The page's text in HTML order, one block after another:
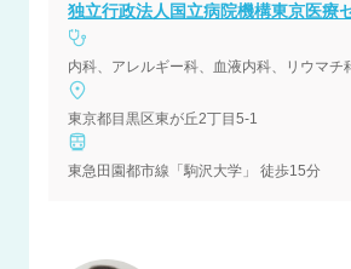
独立行政法人国立病院機構東京医療
東京都目黒区東が丘2丁目5-1
東急田園都市線「駒沢大学」 徒歩15分